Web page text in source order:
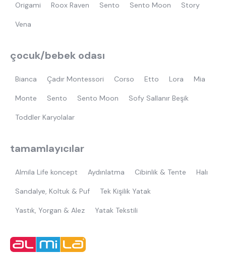
Origami Roox Raven Sento Sento Moon Story
Vena
çocuk/bebek odası
Bianca Çadır Montessori Corso Etto Lora Mia
Monte Sento Sento Moon Sofy Sallanır Beşik
Toddler Karyolalar
tamamlayıcılar
Almila Life koncept Aydınlatma Cibinlik & Tente Halı
Sandalye, Koltuk & Puf Tek Kişilik Yatak
Yastık, Yorgan & Alez Yatak Tekstili